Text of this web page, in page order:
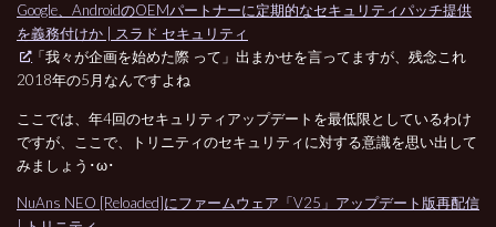
Google、AndroidのOEMパートナーに定期的なセキュリティパッチ提供
を義務付けか | スラド セキュリティ
「我々が企画を始めた際 って」出まかせを言ってますが、残念これ
2018年の5月なんですよね
ここでは、年4回のセキュリティアップデートを最低限としているわけ
ですが、ここで、トリニティのセキュリティに対する意識を思い出して
みましょう･ω･
NuAns NEO [Reloaded]にファームウェア「V25」アップデート版再配信